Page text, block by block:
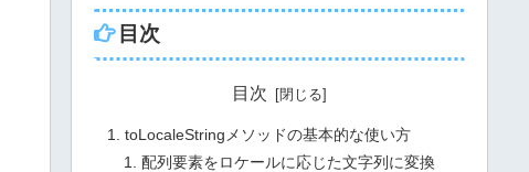
目次
目次
toLocaleStringメソッドの基本的な使い方
配列要素をロケールに応じた文字列に変換